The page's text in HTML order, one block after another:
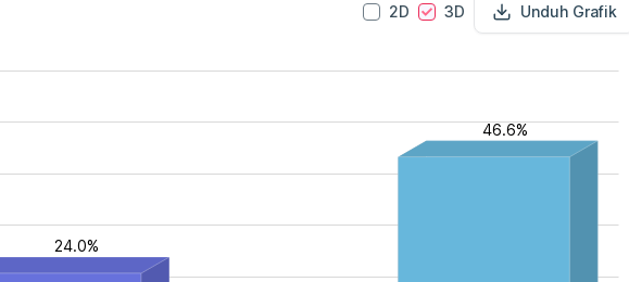
2D 3D Unduh Grafik
46.6%
24.0%